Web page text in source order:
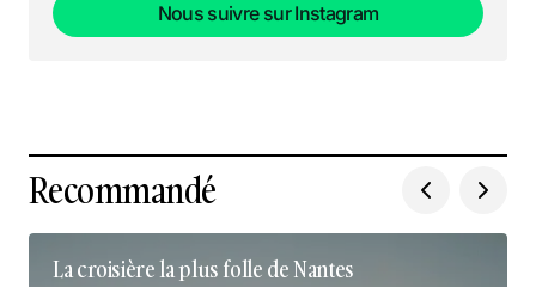
Nous suivre sur Instagram
Recommandé
La croisière la plus folle de Nantes